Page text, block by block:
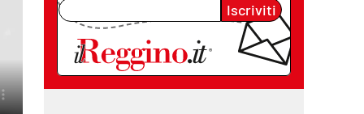
Iscriviti